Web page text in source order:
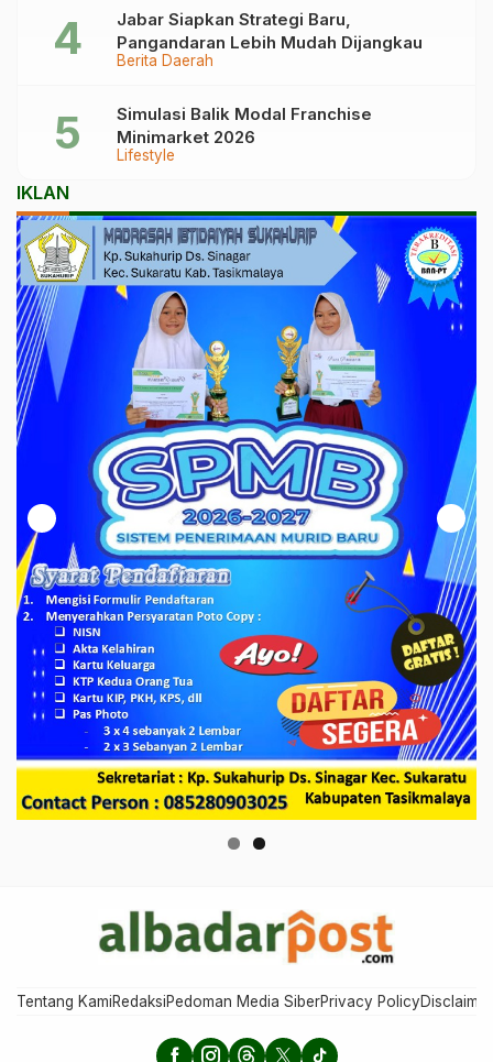
Berita Daerah
Jabar Siapkan Strategi Baru,
Pangandaran Lebih Mudah Dijangkau
Lifestyle
Simulasi Balik Modal Franchise
Minimarket 2026
IKLAN
Tentang KamiRedaksiPedoman Media SiberPrivacy PolicyDisclaimer